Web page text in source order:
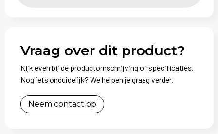
Vraag over dit product?
Kijk even bij de productomschrijving of specificaties.
Nog iets onduidelijk? We helpen je graag verder.
Neem contact op